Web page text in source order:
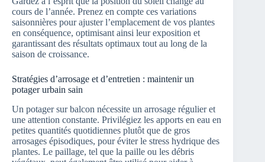
cours de l’année. Prenez en compte ces variations
saisonnières pour ajuster l’emplacement de vos plantes
en conséquence, optimisant ainsi leur exposition et
garantissant des résultats optimaux tout au long de la
saison de croissance.
Stratégies d’arrosage et d’entretien : maintenir un
potager urbain sain
Un potager sur balcon nécessite un arrosage régulier et
une attention constante. Privilégiez les apports en eau en
petites quantités quotidiennes plutôt que de gros
arrosages épisodiques, pour éviter le stress hydrique des
plantes. Le paillage, tel que la paille ou les débris